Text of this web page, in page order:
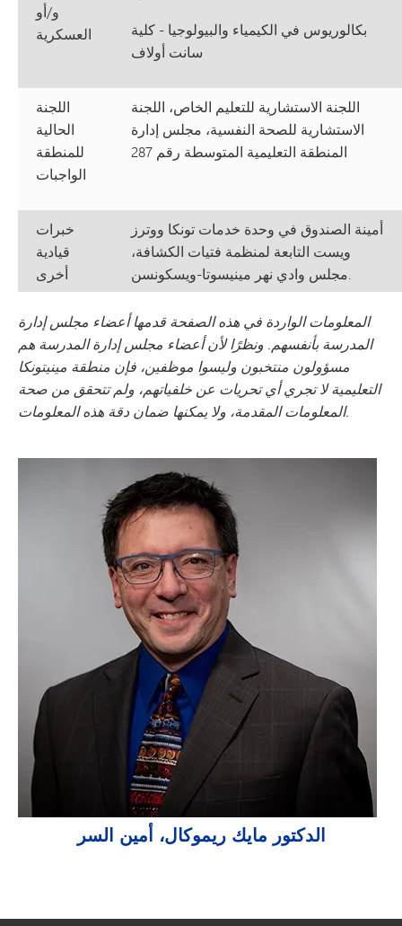
و/أو
العسكرية
بكالوريوس في الكيمياء والبيولوجيا - كلية
سانت أولاف
اللجنة
الحالية
للمنطقة
الواجبات
اللجنة الاستشارية للتعليم الخاص، اللجنة
الاستشارية للصحة النفسية، مجلس إدارة
المنطقة التعليمية المتوسطة رقم 287
خبرات
قيادية
أخرى
أمينة الصندوق في وحدة خدمات تونكا ووترز
ويست التابعة لمنظمة فتيات الكشافة،
مجلس وادي نهر مينيسوتا-ويسكونسن.
المعلومات الواردة في هذه الصفحة قدمها أعضاء مجلس إدارة
المدرسة بأنفسهم. ونظرًا لأن أعضاء مجلس إدارة المدرسة هم
مسؤولون منتخبون وليسوا موظفين، فإن منطقة مينيتونكا
التعليمية لا تجري أي تحريات عن خلفياتهم، ولم تتحقق من صحة
المعلومات المقدمة، ولا يمكنها ضمان دقة هذه المعلومات.
الدكتور مايك ريموكال، أمين السر